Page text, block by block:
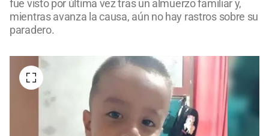
fue visto por última vez tras un almuerzo familiar y,
mientras avanza la causa, aún no hay rastros sobre su
paradero.